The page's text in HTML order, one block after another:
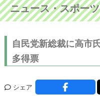
ニュース・スポーツ
自民党新総裁に高市
多得票
シェア